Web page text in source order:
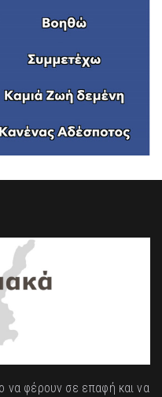
να φέρουν σε επαφή και να